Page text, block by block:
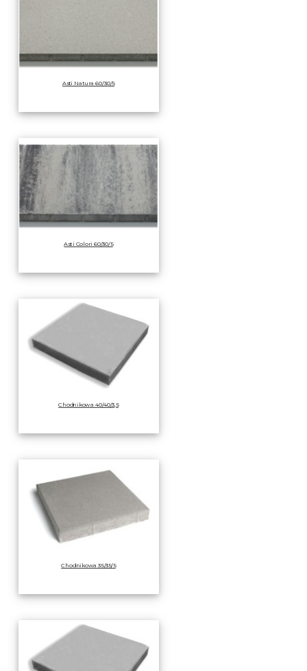
Asti Natura 60/30/5
Asti Colori 60/30/5
Chodnikowa 40/40/3,5
Chodnikowa 35/35/5